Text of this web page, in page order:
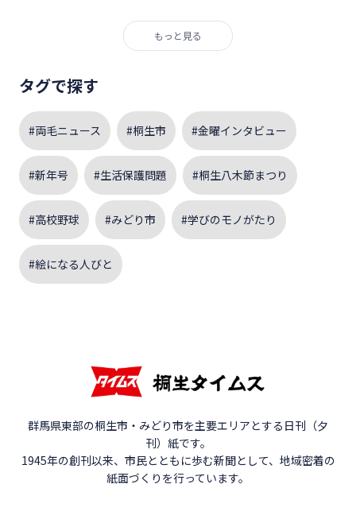
もっと見る
タグで探す
#両毛ニュース #桐生市 #金曜インタビュー
#新年号 #生活保護問題 #桐生八木節まつり
#高校野球 #みどり市 #学びのモノがたり
#絵になる人びと
群馬県東部の桐生市・みどり市を主要エリアとする日刊（夕
刊）紙です。
1945年の創刊以来、市民とともに歩む新聞として、地域密着の
紙面づくりを行っています。